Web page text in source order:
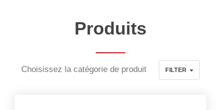
Produits
Choisissez la catégorie de produit FILTER